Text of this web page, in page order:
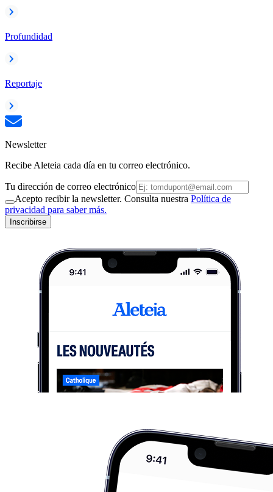
Profundidad
Reportaje
Newsletter
Recibe Aleteia cada día en tu correo electrónico.
Tu dirección de correo electrónico
Acepto recibir la newsletter. Consulta nuestra Política de
privacidad para saber más.
Inscribirse